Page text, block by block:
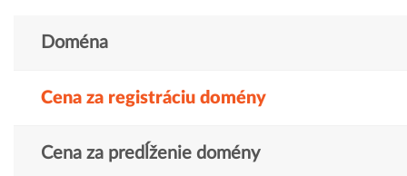
Doména
Cena za registráciu domény
Cena za predĺženie domény